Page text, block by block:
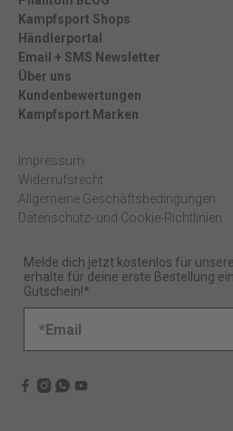
Kampfsport Shops
Händlerportal
Email + SMS Newsletter
Über uns
Kundenbewertungen
Kampfsport Marken
Impressum
Widerrufsrecht
Allgemeine Geschäftsbedingungen
Datenschutz- und Cookie-Richtlinien
Melde dich jetzt kostenlos für
erhalte für deine erste Bestellung
Gutschein!*